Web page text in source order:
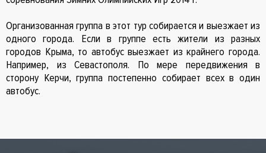
Организованная группа в этот тур собирается и выезжает из
одного города. Если в группе есть жители из разных
городов Крыма, то автобус выезжает из крайнего города.
Например, из Севастополя. По мере передвижения в
сторону Керчи, группа постепенно собирает всех в один
автобус.